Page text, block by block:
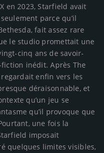
en 2023, Starfield avait
parce qu’il
fait assez rare
le studio promettait une
cinq ans de savoir-
inédit. Après The
enfin vers les
déraisonnable, et
qu’un jeu se
qu’il provoque que
une fois la
imposait
quelques limites visibles,